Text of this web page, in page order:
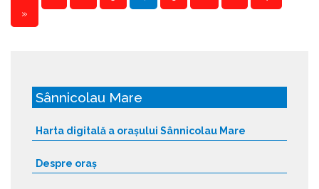
a
»
Sânnicolau Mare
Harta digitală a orașului Sânnicolau Mare
Despre oraș